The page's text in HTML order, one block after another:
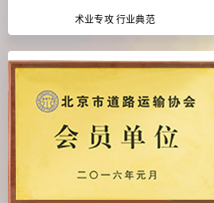
术业专攻 行业典范